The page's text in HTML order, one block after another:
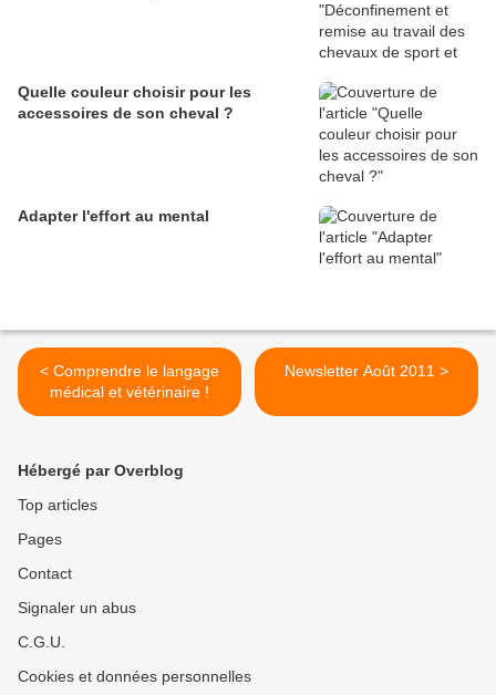
Quelle couleur choisir pour les
accessoires de son cheval ?
Adapter l'effort au mental
< Comprendre le langage
médical et vétérinaire !
Newsletter Août 2011 >
Hébergé par Overblog
Top articles
Pages
Contact
Signaler un abus
C.G.U.
Cookies et données personnelles